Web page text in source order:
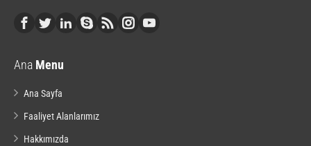
Ana Menu
Ana Sayfa
Faaliyet Alanlarımız
Hakkımızda